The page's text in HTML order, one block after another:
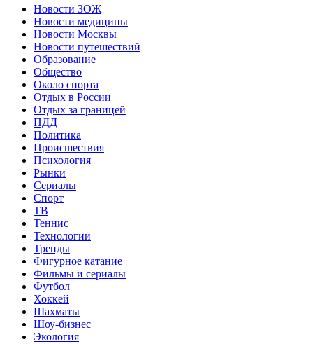
Новости ЗОЖ
Новости медицины
Новости Москвы
Новости путешествий
Образование
Общество
Около спорта
Отдых в России
Отдых за границей
ПДД
Политика
Происшествия
Психология
Рынки
Сериалы
Спорт
ТВ
Теннис
Технологии
Тренды
Фигурное катание
Фильмы и сериалы
Футбол
Хоккей
Шахматы
Шоу-бизнес
Экология